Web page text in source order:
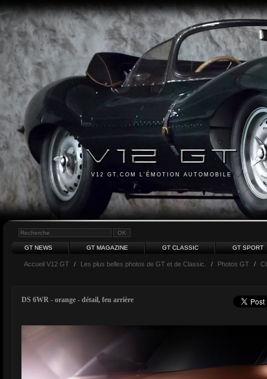
V12 GT.COM L'ÉMOTION AUTOMOBILE
GT NEWS GT MAGAZINE GT CLASSIC GT SPORT
Accueil V12 GT / Les plus belles photos de GT et de Classic. / Photos GT /
DS 6WR - orange - détail, feu arrière